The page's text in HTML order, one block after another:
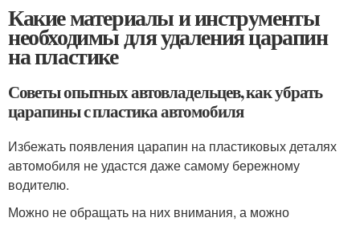
Какие материалы и инструменты
необходимы для удаления царапин
на пластике
Советы опытных автовладельцев, как убрать
царапины с пластика автомобиля
Избежать появления царапин на пластиковых деталях
автомобиля не удастся даже самому бережному
водителю.
Можно не обращать на них внимания, а можно